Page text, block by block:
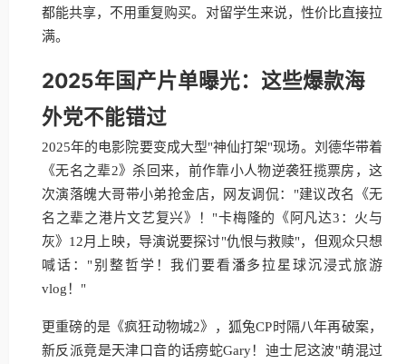
都能共享，不用重复购买。对留学生来说，性价比直接拉
满。
2025年国产片单曝光：这些爆款海
外党不能错过
2025年的电影院要变成大型"神仙打架"现场。刘德华带着
《无名之辈2》杀回来，前作靠小人物逆袭狂揽票房，这
次演落魄大哥带小弟抢金店，网友调侃："建议改名《无
名之辈之港片文艺复兴》！"卡梅隆的《阿凡达3：火与
灰》12月上映，导演说要探讨"仇恨与救赎"，但观众只想
喊话："别整哲学！我们要看潘多拉星球沉浸式旅游
vlog！"
更重磅的是《疯狂动物城2》，狐兔CP时隔八年再破案，
新反派竟是天津口音的话痨蛇Gary！迪士尼这波"萌混过